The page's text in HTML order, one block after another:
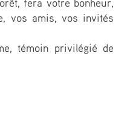
vos amis, vos invités
témoin privilégié de